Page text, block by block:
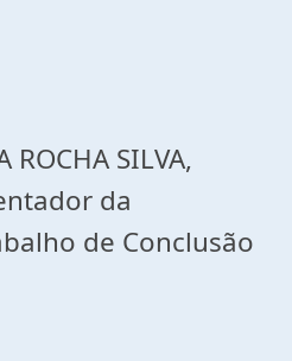
ROCHA SILVA,
da
de Conclusão